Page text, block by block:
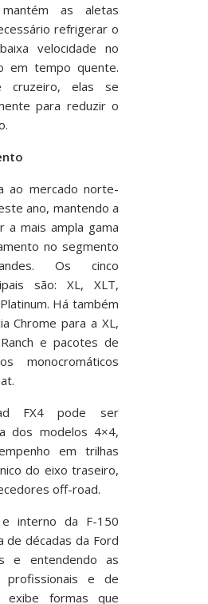
as aletas
refrigerar o
velocidade no
em tempo quente.
cruzeiro, elas se
para reduzir o
ao mercado norte-
ano, mantendo a
a mais ampla gama
no segmento
Os cinco
são: XL, XLT,
Há também
Chrome para a XL,
e pacotes de
monocromáticos
FX4 pode ser
dos modelos 4×4,
em trilhas
do eixo traseiro,
off-road.
interno da F-150
de décadas da Ford
e entendendo as
profissionais e de
exibe formas que